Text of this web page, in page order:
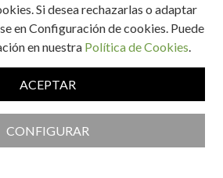
Si desea rechazarlas o adaptar
en Configuración de cookies. Puede
en nuestra Política de Cookies.
ACEPTAR
CONFIGURAR
montar.